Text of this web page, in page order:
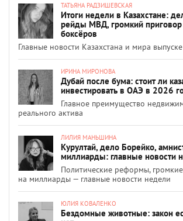
ТАТЬЯНА РАДЗИШЕВСКАЯ
Итоги недели в Казахстане:
рейды МВД, громкий
боксёров
Главные новости Казахстана и мира выпуске
ИРИНА МИРОНОВА
Дубай после бума: стоит ли
инвестировать в ОАЭ в 2026
Главное преимущество
реального актива
ЛИЛИЯ МАНЬШИНА
Курултай, дело Борейко,
миллиарды: главные новости
Политические реформы,
на миллиарды — главные новости недели
ЮЛИЯ КОВАЛЕНКО
Бездомные животные: закон